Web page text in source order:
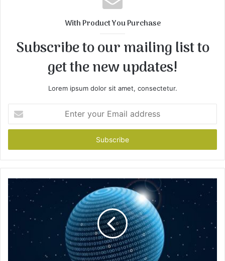
i
With Product You Purchase
Subscribe to our mailing list to
get the new updates!
Lorem ipsum dolor sit amet, consectetur.
t
r
y
E